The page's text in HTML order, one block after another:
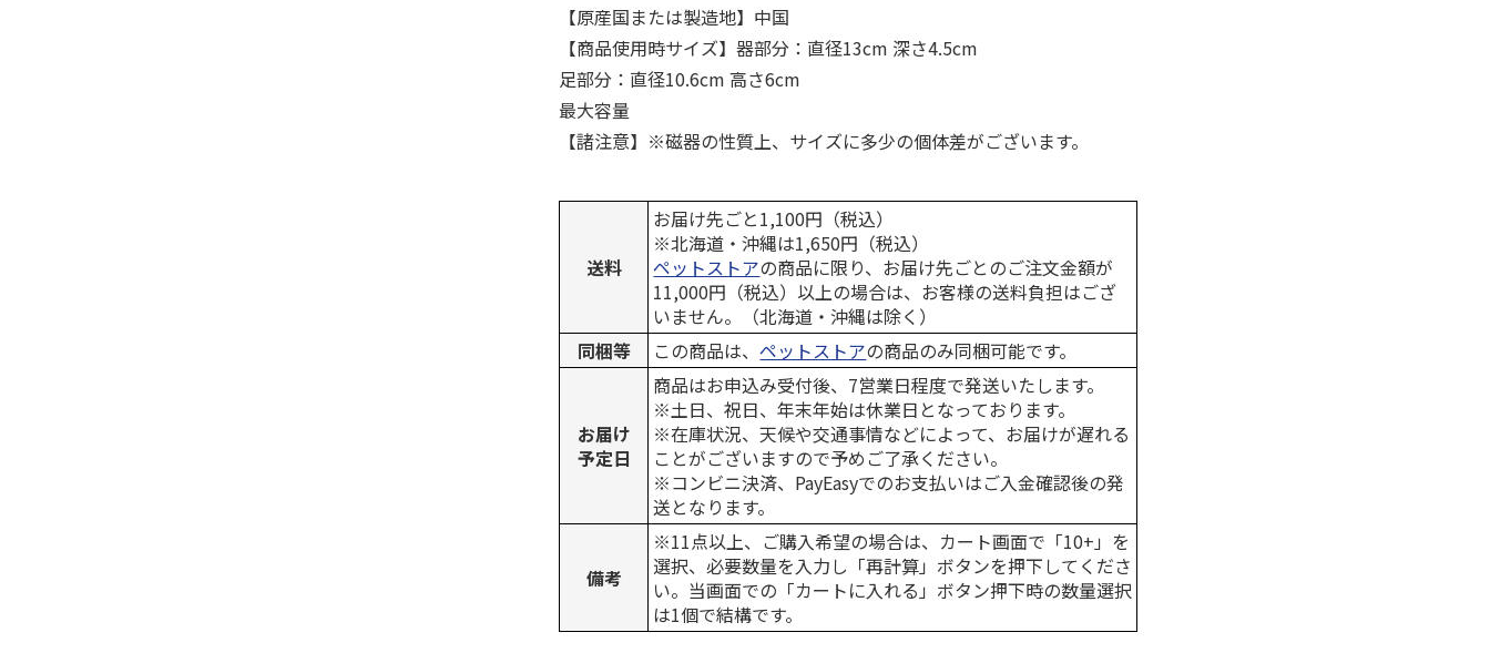
【原産国または製造地】中国
【商品使用時サイズ】器部分：直径13cm 深さ4.5cm
足部分：直径10.6cm 高さ6cm
最大容量
【諸注意】※磁器の性質上、サイズに多少の個体差がございます。
送料
お届け先ごと1,100円（税込）
※北海道・沖縄は1,650円（税込）
ペットストアの商品に限り、お届け先ごとのご注文金額が
11,000円（税込）以上の場合は、お客様の送料負担はござ
いません。（北海道・沖縄は除く）
同梱等
この商品は、ペットストアの商品のみ同梱可能です。
お届け
予定日
商品はお申込み受付後、7営業日程度で発送いたします。
※土日、祝日、年末年始は休業日となっております。
※在庫状況、天候や交通事情などによって、お届けが遅れる
ことがございますので予めご了承ください。
※コンビニ決済、PayEasyでのお支払いはご入金確認後の発
送となります。
備考
※11点以上、ご購入希望の場合は、カート画面で「10+」を
選択、必要数量を入力し「再計算」ボタンを押下してくださ
い。当画面での「カートに入れる」ボタン押下時の数量選択
は1個で結構です。